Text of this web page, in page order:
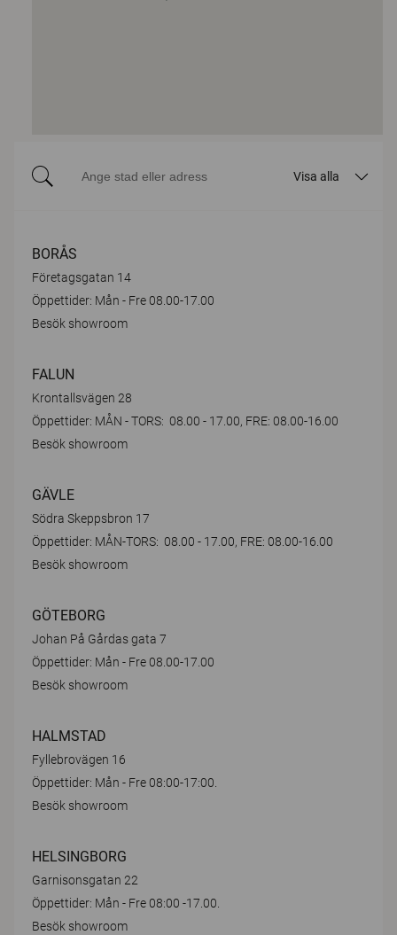
Visa alla
BORÅS
Företagsgatan 14
Öppettider: Mån - Fre 08.00-17.00
Besök showroom
FALUN
Krontallsvägen 28
Öppettider: MÅN - TORS: 08.00 - 17.00, FRE: 08.00-16.00
Besök showroom
GÄVLE
Södra Skeppsbron 17
Öppettider: MÅN-TORS: 08.00 - 17.00, FRE: 08.00-16.00
Besök showroom
GÖTEBORG
Johan På Gårdas gata 7
Öppettider: Mån - Fre 08.00-17.00
Besök showroom
HALMSTAD
Fyllebrovägen 16
Öppettider: Mån - Fre 08:00-17:00.
Besök showroom
HELSINGBORG
Garnisonsgatan 22
Öppettider: Mån - Fre 08:00 -17.00.
Besök showroom